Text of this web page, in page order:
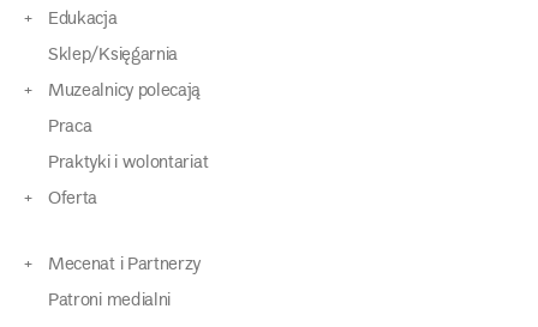
Edukacja
Sklep/Księgarnia
Muzealnicy polecają
Praca
Praktyki i wolontariat
Oferta
Mecenat i Partnerzy
Patroni medialni